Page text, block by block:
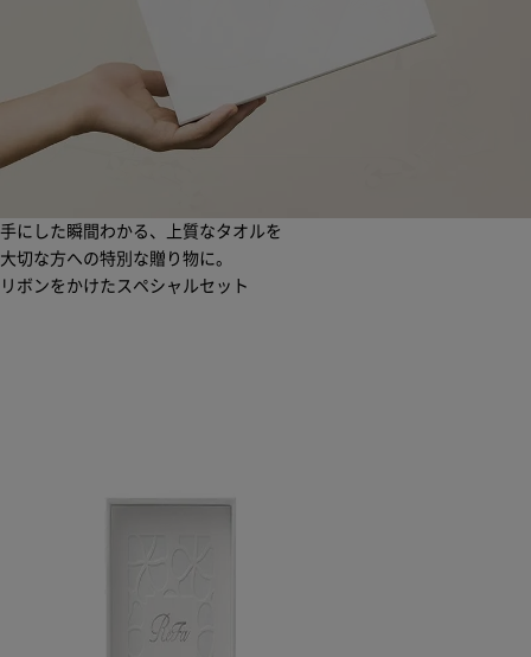
手にした瞬間わかる、上質なタオルを
大切な方への特別な贈り物に。
リボンをかけたスペシャルセット